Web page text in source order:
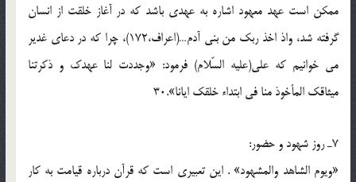
ممكن است عهد معهود اشاره به عهدى باشد كه در آغاز خلقت از انسان
گرفته شد، واذ اخذ ربك من بنى آدم…(اعراف،172)، چرا كه در دعاى غدير
مى خوانيم كه على(علیه السّلام) فرمود: «وجددت لنا عهدك و ذكرتنا
ميثاقك المأخوذ منا فى ابتداء خلقك ايانا».30
7ـ روز شهود و حضور:
«ويوم الشاهد والمشهود» . اين تعبيرى است كه قرآن درباره قيامت به كار